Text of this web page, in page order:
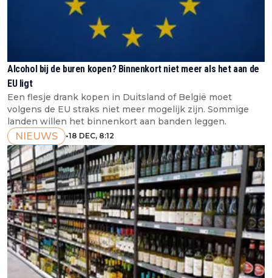
Alcohol bij de buren kopen? Binnenkort niet meer als het aan de
EU ligt
Een flesje drank kopen in Duitsland of België moet
volgens de EU straks niet meer mogelijk zijn. Sommige
landen willen het binnenkort aan banden leggen.
NIEUWS •18 DEC, 8:12